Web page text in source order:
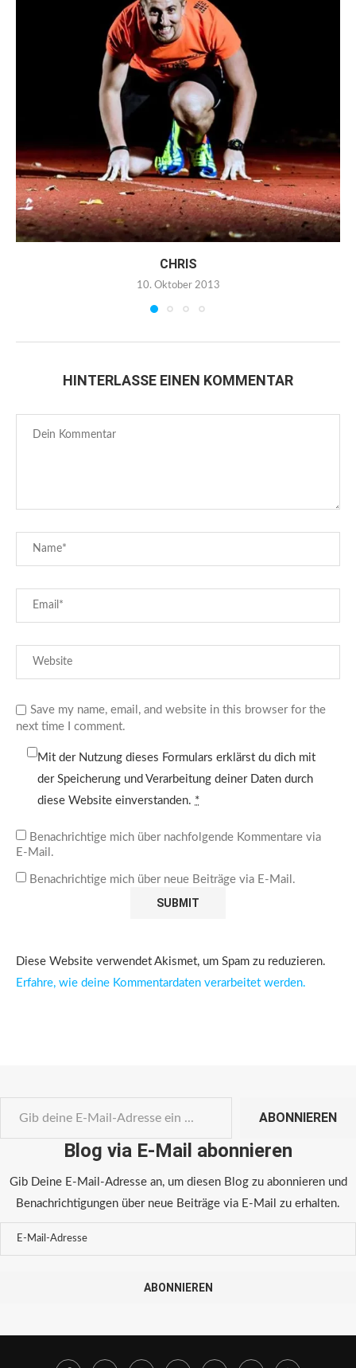
CHRIS
10. Oktober 2013
HINTERLASSE EINEN KOMMENTAR
Save my name, email, and website in this browser for the
next time I comment.
Mit der Nutzung dieses Formulars erklärst du dich mit
der Speicherung und Verarbeitung deiner Daten durch
diese Website einverstanden. *
Benachrichtige mich über nachfolgende Kommentare via
E-Mail.
Benachrichtige mich über neue Beiträge via E-Mail.
Diese Website verwendet Akismet, um Spam zu reduzieren.
Erfahre, wie deine Kommentardaten verarbeitet werden.
ABONNIEREN
Blog via E-Mail abonnieren
Gib Deine E-Mail-Adresse an, um diesen Blog zu abonnieren und
Benachrichtigungen über neue Beiträge via E-Mail zu erhalten.
ABONNIEREN